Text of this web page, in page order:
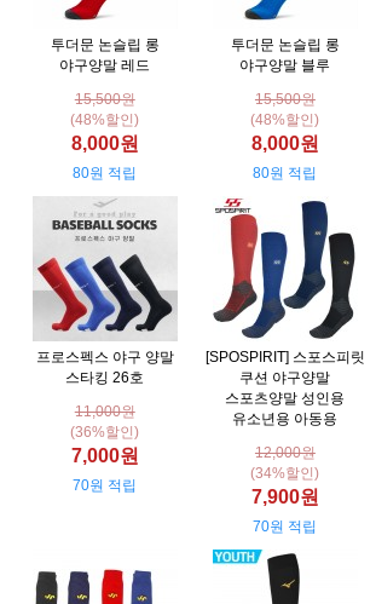
투더문 논슬립 롱
야구양말 레드
15,500원
(48%할인)
8,000원
80원 적립
투더문 논슬립 롱
야구양말 블루
15,500원
(48%할인)
8,000원
80원 적립
프로스펙스 야구 양말
스타킹 26호
11,000원
(36%할인)
7,000원
70원 적립
[SPOSPIRIT] 스포스피릿
쿠션 야구양말
스포츠양말 성인용
유소년용 아동용
12,000원
(34%할인)
7,900원
70원 적립